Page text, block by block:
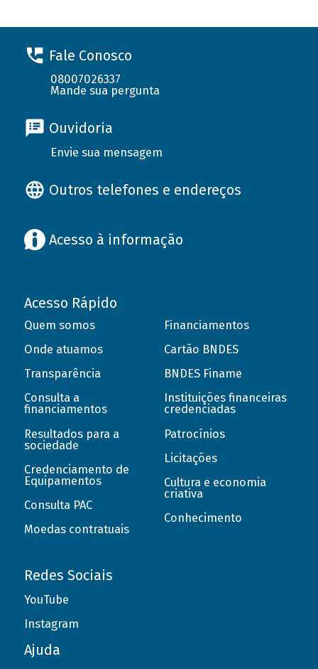
Fale Conosco
08007026337
Mande sua pergunta
Ouvidoria
Envie sua mensagem
Outros telefones e endereços
Acesso à informação
Acesso Rápido
Quem somos
Onde atuamos
Transparência
Consulta a
financiamentos
Resultados para a
sociedade
Credenciamento de
Equipamentos
Consulta PAC
Moedas contratuais
Financiamentos
Cartão BNDES
BNDES Finame
Instituições financeiras
credenciadas
Patrocínios
Licitações
Cultura e economia
criativa
Conhecimento
Redes Sociais
YouTube
Instagram
Ajuda